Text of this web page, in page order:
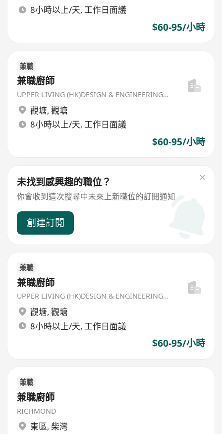
8小時以上/天, 工作日面議
$60-95/小時
兼職
兼職廚師
UPPER LIVING (HK)DESIGN & ENGINEERING LIMITED
觀塘, 觀塘
8小時以上/天, 工作日面議
$60-95/小時
未找到感興趣的職位？
你會收到這次搜尋中未來上新職位的訂閱通知
創建訂閱
兼職
兼職廚師
UPPER LIVING (HK)DESIGN & ENGINEERING LIMITED
觀塘, 觀塘
8小時以上/天, 工作日面議
$60-95/小時
兼職
兼職廚師
RICHMOND
東區, 柴灣